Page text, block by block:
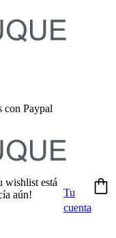
con Paypal
wishlist está
aún!
Tu
cuenta